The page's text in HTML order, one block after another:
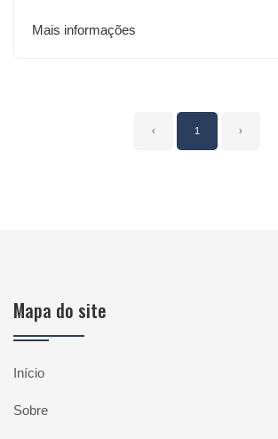
Mais informações
‹ 1 ›
Mapa do site
Início
Sobre